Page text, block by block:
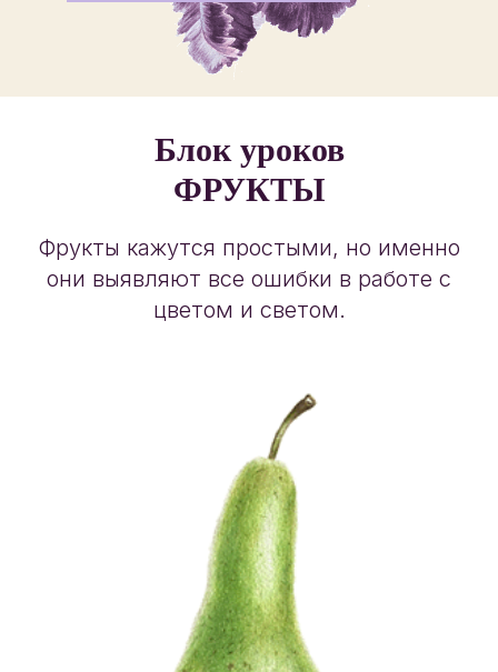
Блок уроков
ФРУКТЫ
Фрукты кажутся простыми, но именно
они выявляют все ошибки в работе с
цветом и светом.